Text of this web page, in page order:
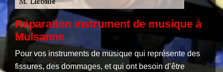
Réparation instrument de musique à
Mulsanne
Pour vos instruments de musique qui représente des
fissures, des dommages, et qui ont besoin d’être